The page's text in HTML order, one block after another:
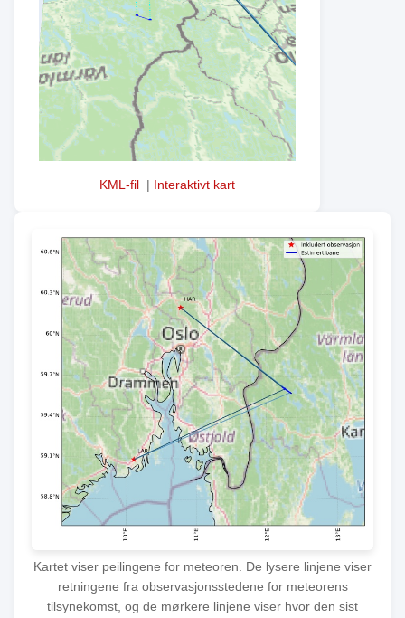
KML-fil | Interaktivt kart
Kartet viser peilingene for meteoren. De lysere linjene viser
retningene fra observasjonsstedene for meteorens
tilsynekomst, og de mørkere linjene viser hvor den sist